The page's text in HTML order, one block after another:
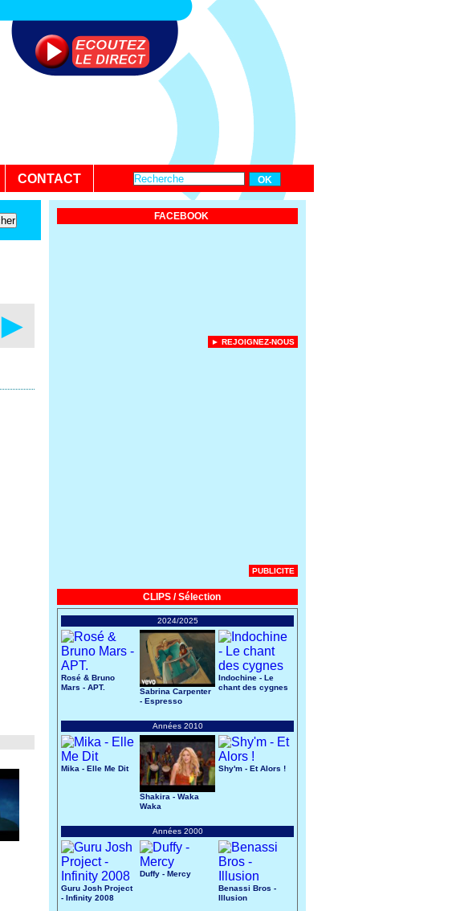
CONTACT
►
FACEBOOK
► REJOIGNEZ-NOUS
PUBLICITE
CLIPS / Sélection
2024/2025
Rosé & Bruno
Mars - APT.
Sabrina Carpenter
- Espresso
Indochine - Le
chant des cygnes
Années 2010
Mika - Elle Me Dit
Shakira - Waka
Waka
Shy'm - Et Alors !
Années 2000
Guru Josh Project
- Infinity 2008
Duffy - Mercy
Benassi Bros -
Illusion